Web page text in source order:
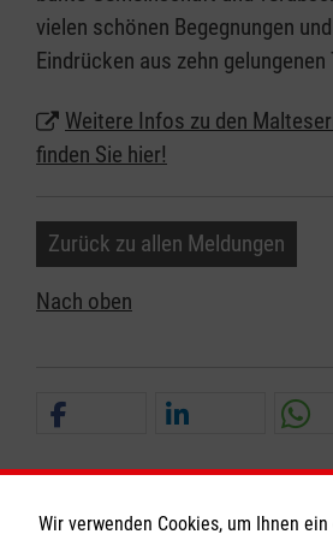
vielen schönen Begegnungen
Eindrücken aus zehn gelungenen
Weitere Infos zu den
finden Sie hier!
Zurück zu allen Meldungen
Nach oben
Wir verwenden Cookies, um Ihnen